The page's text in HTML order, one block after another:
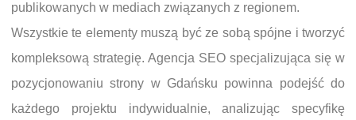
publikowanych w mediach związanych z regionem.
Wszystkie te elementy muszą być ze sobą spójne i tworzyć
kompleksową strategię. Agencja SEO specjalizująca się w
pozycjonowaniu strony w Gdańsku powinna podejść do
każdego projektu indywidualnie, analizując specyfikę